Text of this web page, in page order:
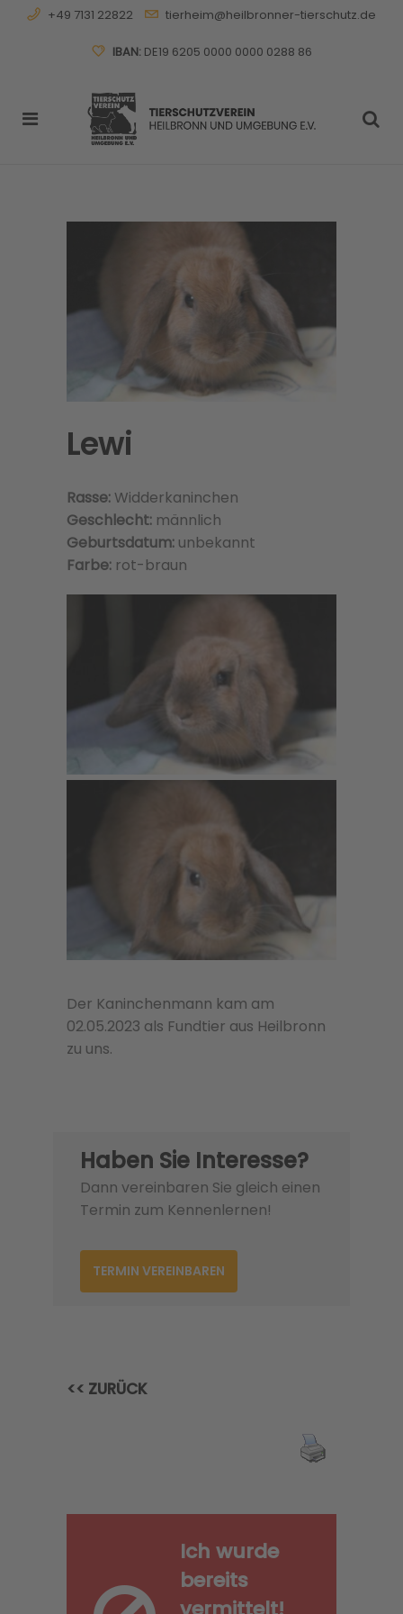
+49 7131 22822 tierheim@heilbronner-tierschutz.de
IBAN:DE19 6205 0000 0000 0288 86
Lewi
Rasse:Widderkaninchen
Geschlecht: männlich
Geburtsdatum: unbekannt
Farbe: rot-braun
Der Kaninchenmann kam am
02.05.2023 als Fundtier aus Heilbronn
zu uns.
Haben Sie Interesse?
Dann vereinbaren Sie gleich einen
Termin zum Kennenlernen!
TERMIN VEREINBAREN
<< ZURÜCK
Ich wurde
bereits